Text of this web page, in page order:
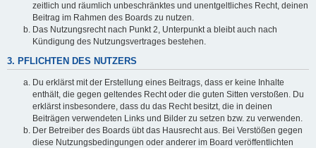
zeitlich und räumlich unbeschränktes und unentgeltliches Recht, deinen
Beitrag im Rahmen des Boards zu nutzen.
Das Nutzungsrecht nach Punkt 2, Unterpunkt a bleibt auch nach
Kündigung des Nutzungsvertrages bestehen.
3. PFLICHTEN DES NUTZERS
Du erklärst mit der Erstellung eines Beitrags, dass er keine Inhalte
enthält, die gegen geltendes Recht oder die guten Sitten verstoßen. Du
erklärst insbesondere, dass du das Recht besitzt, die in deinen
Beiträgen verwendeten Links und Bilder zu setzen bzw. zu verwenden.
Der Betreiber des Boards übt das Hausrecht aus. Bei Verstößen gegen
diese Nutzungsbedingungen oder anderer im Board veröffentlichten